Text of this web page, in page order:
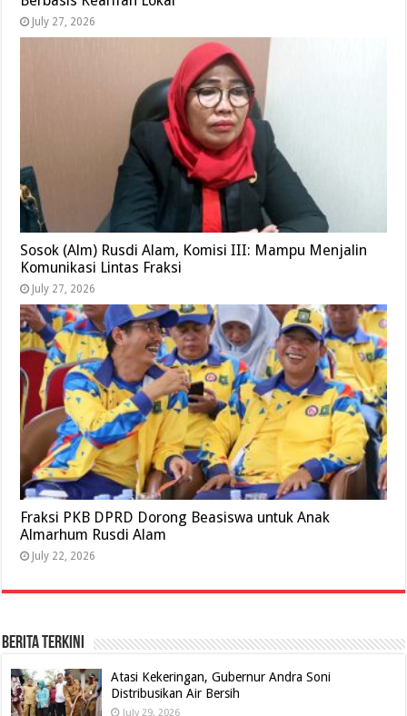
July 27, 2026
Sosok (Alm) Rusdi Alam, Komisi III: Mampu Menjalin
Komunikasi Lintas Fraksi
July 27, 2026
Fraksi PKB DPRD Dorong Beasiswa untuk Anak
Almarhum Rusdi Alam
July 22, 2026
BERITA TERKINI
Atasi Kekeringan, Gubernur Andra Soni
Distribusikan Air Bersih
July 29, 2026